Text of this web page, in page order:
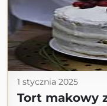
1 stycznia 2025
Tort makowy